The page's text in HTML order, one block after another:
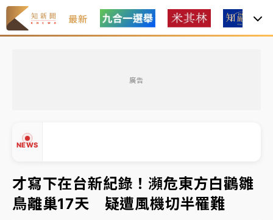
最新
廣告
NEWS
有片｜
連根拔起
中颱白海豚風雨來了！中部以北防豪雨 今晚、明天影
響最劇烈
白海豚逼近！北市水門只出不進 未移置車輛最高罰
▲
才寫下在台新紀錄！瀕危東方白鸛雛
鳥離巢17天 疑遭風機切半罹難